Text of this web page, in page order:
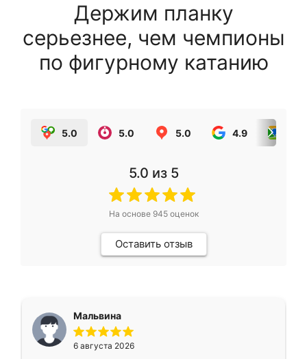
Держим планку
серьезнее, чем чемпионы
по фигурному катанию
5.0 5.0 5.0 4.9
5.0 из 5
На основе 945оценок
Оставить отзыв
Мальвина
6 августа 2026